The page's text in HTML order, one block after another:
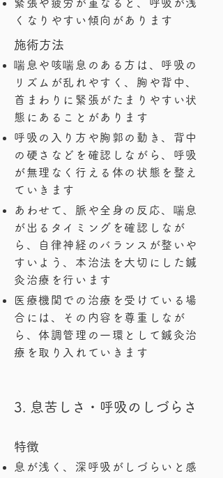
緊張や疲労が重なると、呼吸が浅
くなりやすい傾向があります
​施術方法
喘息や咳喘息のある方は、呼吸の
リズムが乱れやすく、胸や背中、
首まわりに緊張がたまりやすい状
態にあることがあります
呼吸の入り方や胸郭の動き、背中
の硬さなどを確認しながら、呼吸
が無理なく行える体の状態を整え
ていきます
あわせて、脈や全身の反応、喘息
が出るタイミングを確認しなが
ら、自律神経のバランスが整いや
すいよう、本治法を大切にした鍼
灸治療を行います
医療機関での治療を受けている場
合には、その内容を尊重しなが
ら、体調管理の一環として鍼灸治
療を取り入れていきます
3. 息苦しさ・呼吸のしづらさ
特徴
息が浅く、深呼吸がしづらいと感